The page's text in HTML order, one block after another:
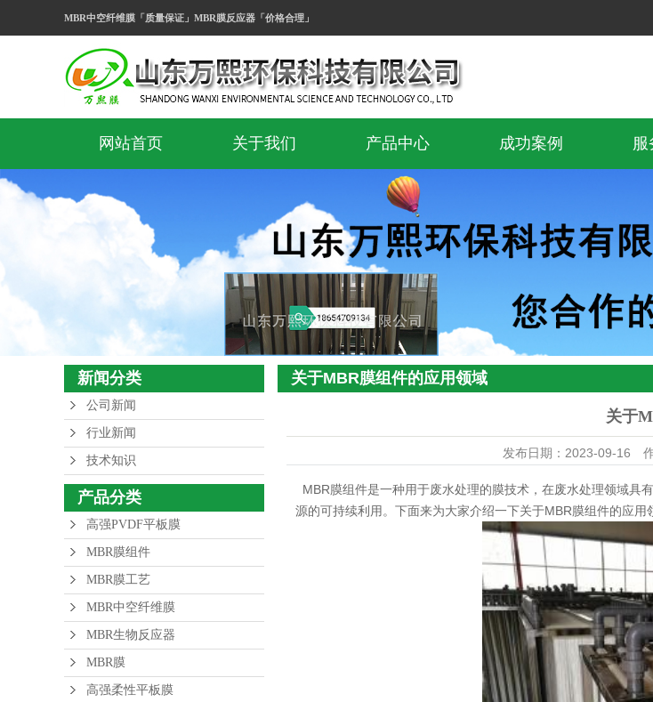
MBR中空纤维膜「质量保证」MBR膜反应器「价格合理」
网站首页 关于我们 产品中心
MBR膜
MBR生物反应器
MBR膜工艺
MBR中空纤维膜
MBR膜组件
高强柔性平板膜
成功案例 服
新闻分类
公司新闻
行业新闻
技术知识
产品分类
高强PVDF平板膜
MBR膜组件
MBR膜工艺
MBR中空纤维膜
MBR生物反应器
MBR膜
高强柔性平板膜
关于MBR膜组件的应用领域
关于
发布日期： 2023-09-16
MBR膜组件是一种用于废水处理的膜技术，在废水处理领域具
源的可持续利用。下面来为大家介绍一下关于MBR膜组件的应用